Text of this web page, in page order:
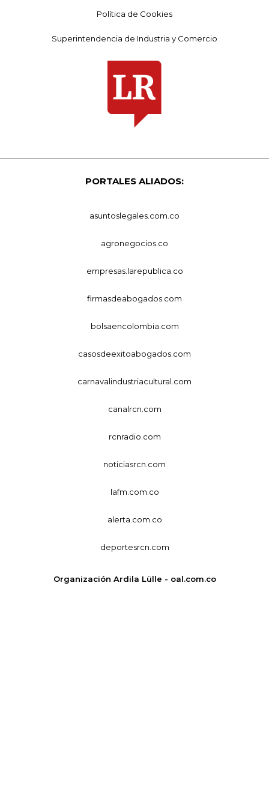
Política de Cookies
Superintendencia de Industria y Comercio
PORTALES ALIADOS:
asuntoslegales.com.co
agronegocios.co
empresas.larepublica.co
firmasdeabogados.com
bolsaencolombia.com
casosdeexitoabogados.com
carnavalindustriacultural.com
canalrcn.com
rcnradio.com
noticiasrcn.com
lafm.com.co
alerta.com.co
deportesrcn.com
Organización Ardila Lülle - oal.com.co